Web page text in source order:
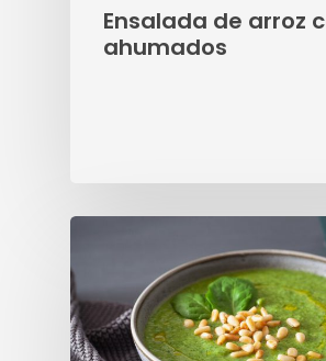
Ensalada de arroz
ahumados